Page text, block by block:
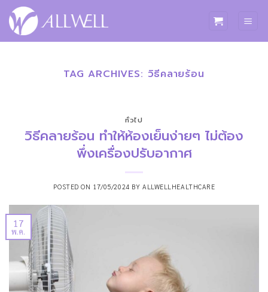
ข้าม
ไป
TAG ARCHIVES: วิธีคลายร้อน
ทั่วไป
วิธีคลายร้อน ทำให้ห้องเย็นง่ายๆ ไม่ต้อง
พึ่งเครื่องปรับอากาศ
POSTED ON 17/05/2024 BY ALLWELLHEALTHCARE
17
พ.ค.